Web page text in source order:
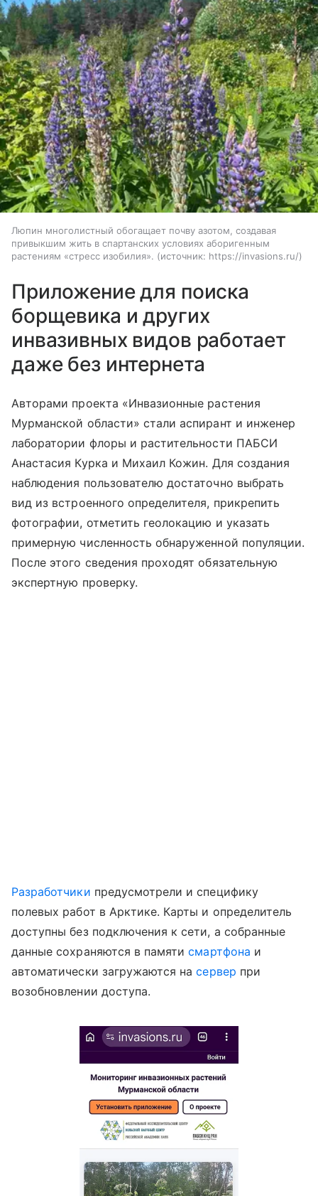
Люпин многолистный обогащает почву азотом, создавая
привыкшим жить в спартанских условиях аборигенным
растениям «стресс изобилия».
источник: https://invasions.ru/
Приложение для поиска
борщевика и других
инвазивных видов работает
даже без интернета
Авторами проекта «Инвазионные растения
Мурманской области» стали аспирант и инженер
лаборатории флоры и растительности ПАБСИ
Анастасия Курка и Михаил Кожин. Для создания
наблюдения пользователю достаточно выбрать
вид из встроенного определителя, прикрепить
фотографии, отметить геолокацию и указать
примерную численность обнаруженной популяции.
После этого сведения проходят обязательную
экспертную проверку.
Разработчики предусмотрели и специфику
полевых работ в Арктике. Карты и определитель
доступны без подключения к сети, а собранные
данные сохраняются в памятисмартфона и
автоматически загружаются насервер при
возобновлении доступа.